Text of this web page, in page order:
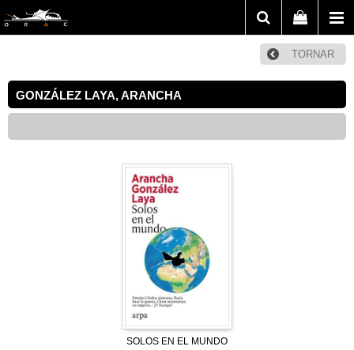
TORNAR
GONZÁLEZ LAYA, ARANCHA
SOLOS EN EL MUNDO